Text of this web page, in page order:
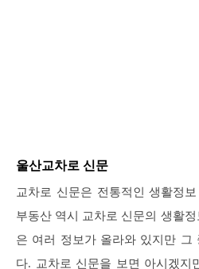
울산교차로 신문
교차로 신문은 전통적인 생활정
부동산 역시 교차로 신문의 생활
은 여러 정보가 올라와 있지만 그
다. 교차로 신문을 보면 아시겠지